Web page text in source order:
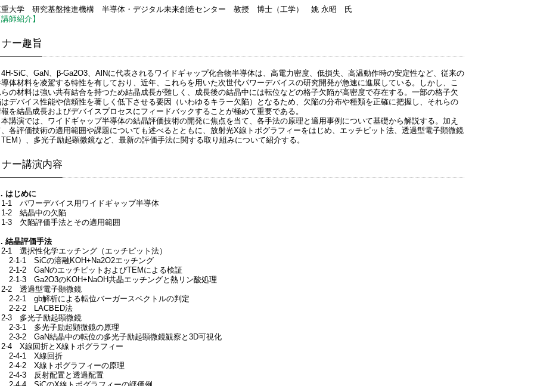
重大学 研究基盤推進機構 半導体・デジタル未来創造センター 教授 博士（工学） 姚 永昭 氏
師紹介】
ー趣旨
SiC、GaN、β-Ga2O3、AlNに代表されるワイドギャップ化合物半導体は、高電力密度、低損失、高温動作時の安定性など、従来の
体材料を凌駕する特性を有しており、近年、これらを用いた次世代パワーデバイスの研究開発が急速に進展している。しかし、こ
の材料は強い共有結合を持つため結晶成長が難しく、成長後の結晶中には転位などの格子欠陥が高密度で存在する。一部の格子欠
デバイス性能や信頼性を著しく低下させる要因（いわゆるキラー欠陥）となるため、欠陥の分布や種類を正確に把握し、それらの
を結晶成長およびデバイスプロセスにフィードバックすることが極めて重要である。
講演では、ワイドギャップ半導体の結晶評価技術の開発に焦点を当て、各手法の原理と適用事例について基礎から解説する。加え
各評価技術の適用範囲や課題についても述べるとともに、放射光X線トポグラフィーをはじめ、エッチピット法、透過型電子顕微鏡
）、多光子励起顕微鏡など、最新の評価手法に関する取り組みについて紹介する。
ー講演内容
はじめに
パワーデバイス用ワイドギャップ半導体
2 結晶中の欠陥
欠陥評価手法とその適用範囲
結晶評価手法
選択性化学エッチング（エッチピット法）
1-1 SiCの溶融KOH+Na2O2エッチング
2 GaNのエッチピットおよびTEMによる検証
3 Ga2O3のKOH+NaOH共晶エッチングと熱リン酸処理
2 透過型電子顕微鏡
1 gb解析による転位バーガースベクトルの判定
2-2 LACBED法
3 多光子励起顕微鏡
3-1 多光子励起顕微鏡の原理
2 GaN結晶中の転位の多光子励起顕微鏡観察と3D可視化
X線回折とX線トポグラフィー
4-1 X線回折
4-2 X線トポグラフィーの原理
4-3 反射配置と透過配置